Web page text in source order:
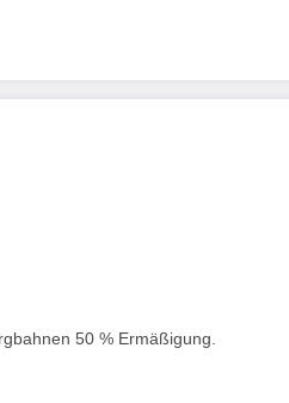
50 % Ermäßigung.